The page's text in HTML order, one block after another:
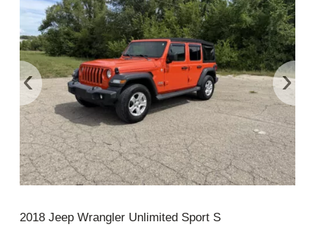
‹ ›
2018 Jeep Wrangler Unlimited Sport S